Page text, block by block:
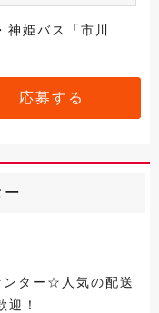
姫バス「市川
応募する
ター☆人気の配送
！